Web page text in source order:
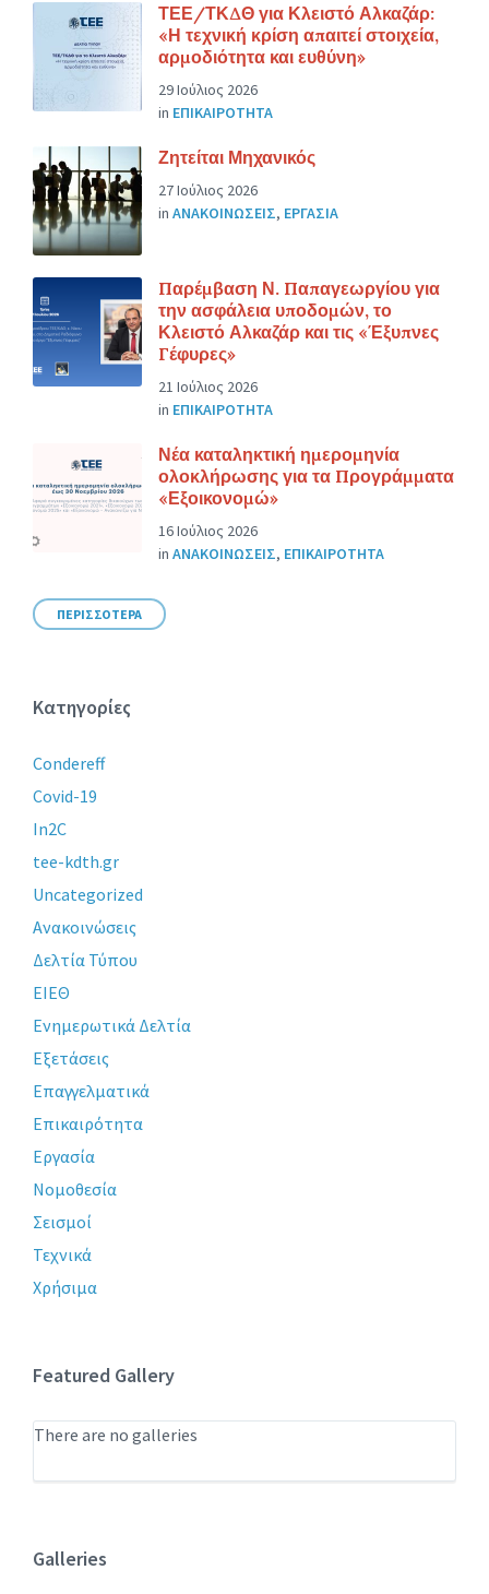
ΤΕΕ/ΤΚΔΘ για Κλειστό Αλκαζάρ:
«Η τεχνική κρίση απαιτεί στοιχεία,
αρμοδιότητα και ευθύνη»
29 Ιούλιος 2026
in ΕΠΙΚΑΙΡΟΤΗΤΑ
Ζητείται Μηχανικός
27 Ιούλιος 2026
in ΑΝΑΚΟΙΝΩΣΕΙΣ, ΕΡΓΑΣΙΑ
Παρέμβαση Ν. Παπαγεωργίου για
την ασφάλεια υποδομών, το
Κλειστό Αλκαζάρ και τις «Έξυπνες
Γέφυρες»
21 Ιούλιος 2026
in ΕΠΙΚΑΙΡΟΤΗΤΑ
Νέα καταληκτική ημερομηνία
ολοκλήρωσης για τα Προγράμματα
«Εξοικονομώ»
16 Ιούλιος 2026
in ΑΝΑΚΟΙΝΩΣΕΙΣ, ΕΠΙΚΑΙΡΟΤΗΤΑ
ΠΕΡΙΣΣΟΤΕΡΑ
Κατηγορίες
Condereff
Covid-19
In2C
tee-kdth.gr
Uncategorized
Ανακοινώσεις
Δελτία Τύπου
ΕΙΕΘ
Ενημερωτικά Δελτία
Εξετάσεις
Επαγγελματικά
Επικαιρότητα
Εργασία
Νομοθεσία
Σεισμοί
Τεχνικά
Χρήσιμα
Featured Gallery
There are no galleries
Galleries